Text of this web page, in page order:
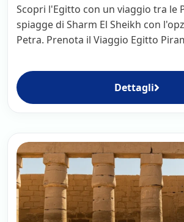
Scopri l'Egitto con un viaggio tra le
spiagge di Sharm El Sheikh con
Petra. Prenota il Viaggio Egitto
Dettagli